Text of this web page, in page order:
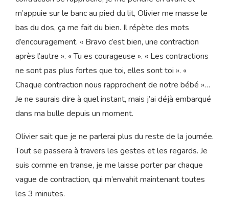
totalement. Je sais exactement ce que je dois faire. Je
souffle chaque contraction. J’inspire profondément et
j’expire beaucoup de douceur jusque dans mon bassin.
Ça m’aide à soulager les intensités. Dès qu’une
contraction se rapproche, je me penche en avant et
m’appuie sur le banc au pied du lit, Olivier me masse le
bas du dos, ça me fait du bien. Il répète des mots
d’encouragement. « Bravo c’est bien, une contraction
ne sont pas plus fortes que toi, elles sont toi ». «
Chaque contraction nous rapprochent de notre bébé »…
Je ne saurais dire à quel instant, mais j’ai déjà embarqué
dans ma bulle depuis un moment.